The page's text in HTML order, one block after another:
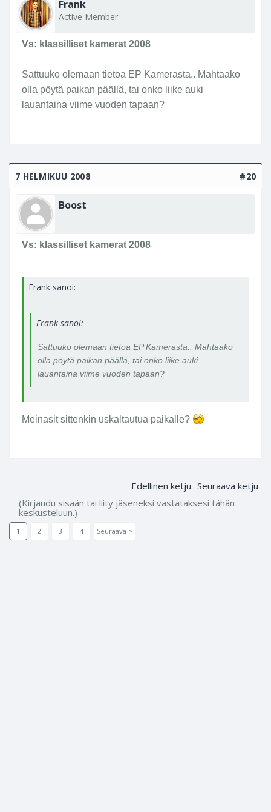
Frank
Active Member
Vs: klassilliset kamerat 2008
Sattuuko olemaan tietoa EP Kamerasta.. Mahtaako
olla pöytä paikan päällä, tai onko liike auki
lauantaina viime vuoden tapaan?
7 HELMIKUU 2008 #20
Boost
Vs: klassilliset kamerat 2008
Frank sanoi:
Frank sanoi:
Sattuuko olemaan tietoa EP Kamerasta.. Mahtaako
olla pöytä paikan päällä, tai onko liike auki
lauantaina viime vuoden tapaan?
Meinasit sittenkin uskaltautua paikalle?
Edellinen ketju Seuraava ketju
(Kirjaudu sisään tai liity jäseneksi vastataksesi tähän
keskusteluun.)
1 2 3 4 Seuraava >